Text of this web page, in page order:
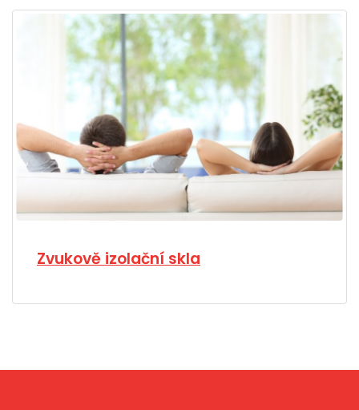
Zvukově izolační skla